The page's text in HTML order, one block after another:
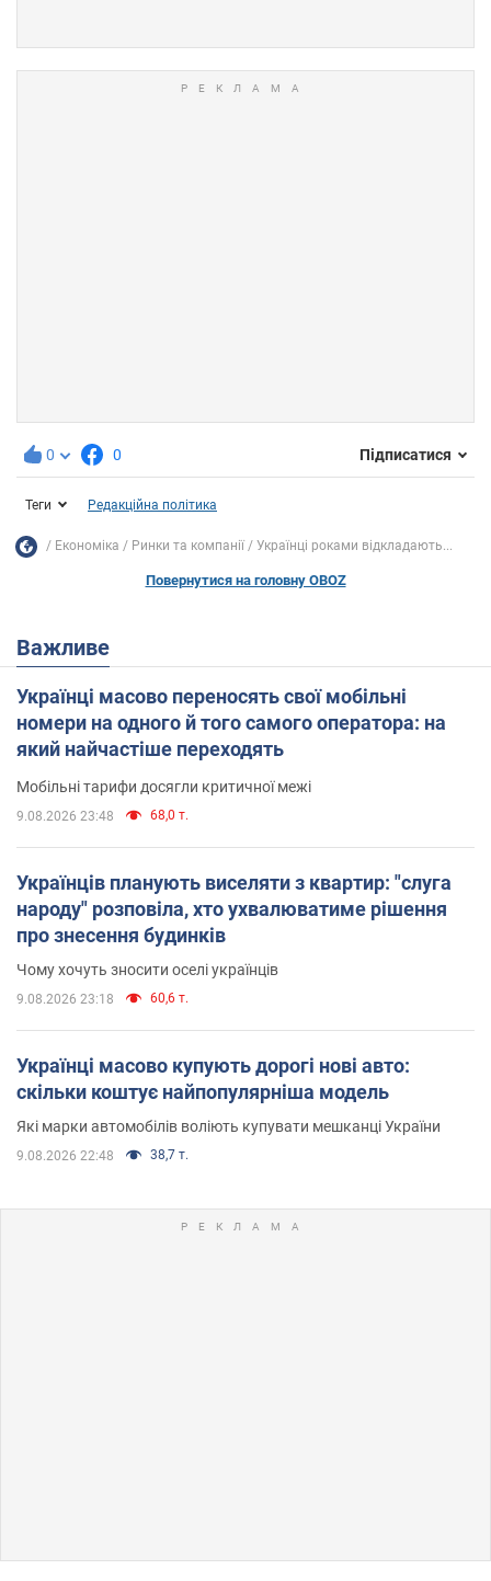
0 0 Підписатися
Теги Редакційна політика
Економіка Ринки та компанії Українці роками відкладають...
Повернутися на головну OBOZ
Важливе
Українці масово переносять свої мобільні
номери на одного й того самого оператора: на
який найчастіше переходять
Мобільні тарифи досягли критичної межі
9.08.2026 23:48 68,0 т.
Українців планують виселяти з квартир: "слуга
народу" розповіла, хто ухвалюватиме рішення
про знесення будинків
Чому хочуть зносити оселі українців
9.08.2026 23:18 60,6 т.
Українці масово купують дорогі нові авто:
скільки коштує найпопулярніша модель
Які марки автомобілів воліють купувати мешканці України
9.08.2026 22:48 38,7 т.